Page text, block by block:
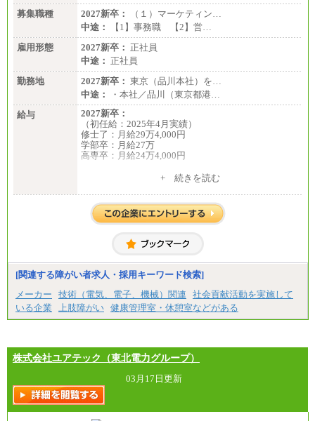
募集職種
2027新卒：
（１）マーケティン…
中途：
【1】事務職 【2】営…
雇用形態
2027新卒： 正社員
中途： 正社員
勤務地
2027新卒： 東京（品川本社）を…
中途：
・本社／品川（東京都港…
給与
2027新卒：
（初任給：2025年4月実績）
修士了：月給29万4,000円
学部卒：月給27万
高専卒：月給24万4,000円
月給 250,000円～350,000円
想定年収 420万円～600万円
入社時の処遇（基本給・賞与）は経験・スキルを考
経験・スキルによっては、記載額を超える場合もあ
※試用期間中も給与に変更はございません。
+ 続きを読む
[関連する障がい者求人・採用キーワード検索]
メーカー
技術（電気、電子、機械）関連
社会貢献活動を実施して
いる企業
上肢障がい 健康管理室・休憩室などがある
株式会社ユアテック（東北電力グループ）
03月17日更新